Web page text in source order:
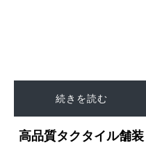
続きを読む
高品質タクタイル舗装